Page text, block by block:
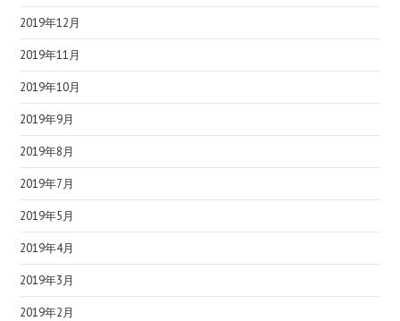
2019年12月
2019年11月
2019年10月
2019年9月
2019年8月
2019年7月
2019年5月
2019年4月
2019年3月
2019年2月